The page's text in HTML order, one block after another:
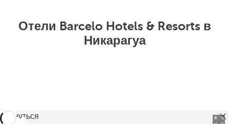
Отели Barcelo Hotels & Resorts в
Никарагуа
вернуться